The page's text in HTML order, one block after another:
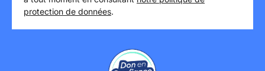
protection de données.